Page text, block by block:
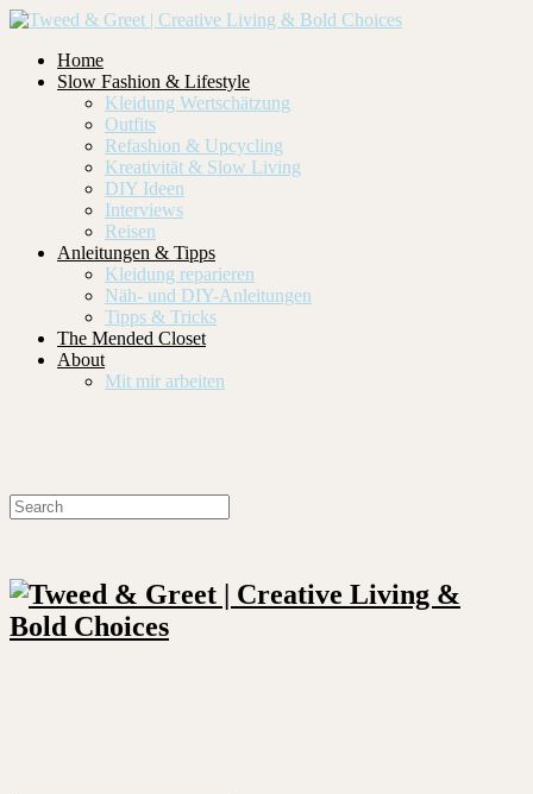
Home
Slow Fashion & Lifestyle
Kleidung Wertschätzung
Outfits
Refashion & Upcycling
Kreativität & Slow Living
DIY Ideen
Interviews
Reisen
Anleitungen & Tipps
Kleidung reparieren
Näh- und DIY-Anleitungen
Tipps & Tricks
The Mended Closet
About
Mit mir arbeiten